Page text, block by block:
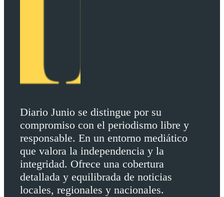
Diario Junio se distingue por su
compromiso con el periodismo libre y
responsable. En un entorno mediático
que valora la independencia y la
integridad. Ofrece una cobertura
detallada y equilibrada de noticias
locales, regionales y nacionales.